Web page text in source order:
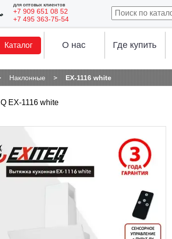
для оптовых клиентов
+7 909 651 08 52
+7 495 363-75-54
Каталог О нас Где купить
Наклонные EX-1116 white
EX-1116 white